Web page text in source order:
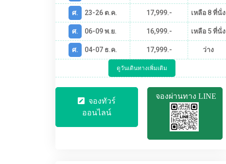
ศ.
23-26 ต.ค. 17,999.-
เหลือ 8 ที่นั่ง
ศ.
06-09 พ.ย. 16,999.-
เหลือ 5 ที่นั่ง
ศ.
04-07 ธ.ค. 17,999.- ว่าง
ดูวันเดินทางเพิ่มเติม
จองทัวร์
ออนไลน์
จองผ่านทาง LINE